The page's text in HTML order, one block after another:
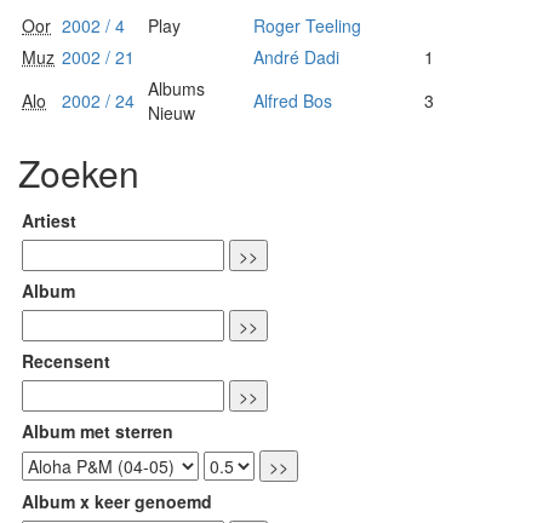
Oor 2002 / 4 Play
Roger Teeling
Muz 2002 / 21 André Dadi
1
Alo
2002 / 24 Albums
Nieuw
Alfred Bos 3
Zoeken
Artiest
Album
Recensent
Album met sterren
Album x keer genoemd